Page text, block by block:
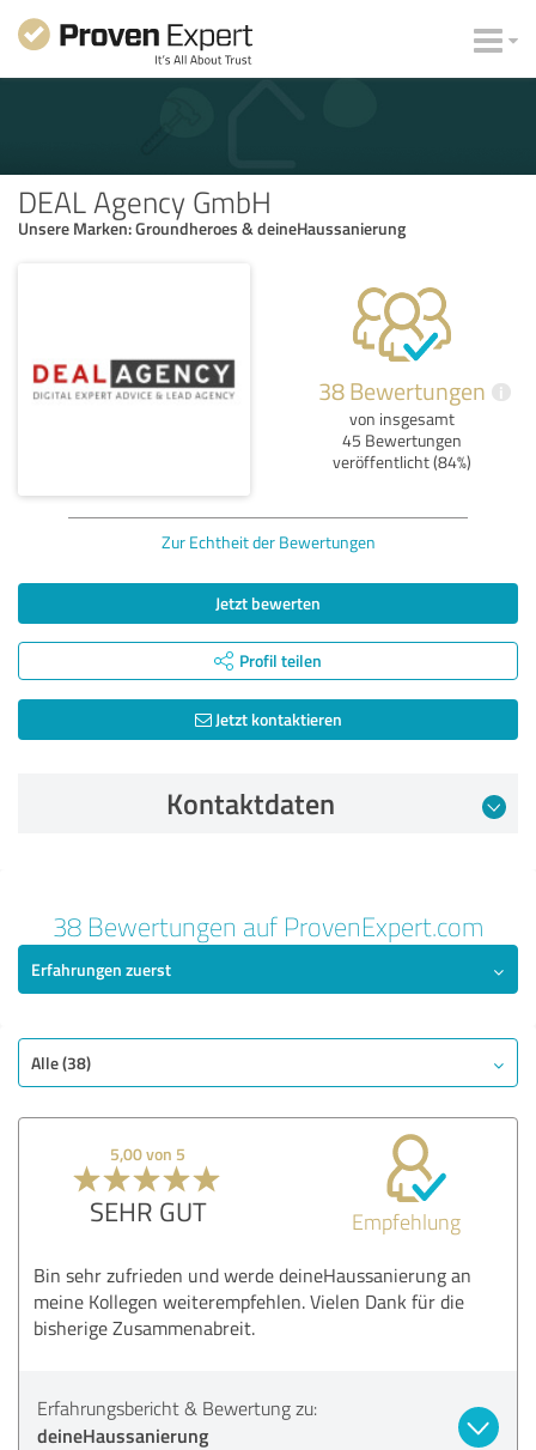
DEAL Agency GmbH
Unsere Marken: Groundheroes & deineHaussanierung
38 Bewertungen i
von insgesamt
45 Bewertungen
veröffentlicht (84%)
Zur Echtheit der Bewertungen
Jetzt bewerten
Profil teilen
Jetzt kontaktieren
Kontaktdaten
5,00 von 5
Qualität
Nutzen
Beratung
Bewertung anzeigen
38 Bewertungen auf ProvenExpert.com
Erfahrungen zuerst
Alle (38)
5,00 von 5
SEHR GUT Empfehlung
Bin sehr zufrieden und werde deineHaussanierung an
meine Kollegen weiterempfehlen. Vielen Dank für die
bisherige Zusammenabreit.
Erfahrungsbericht & Bewertung zu:
deineHaussanierung